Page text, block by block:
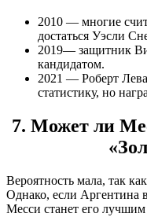
2010 — многие
достаться Уэсли
2019— защитник
кандидатом.
2021 — Роберт
статистику, но
7. Может ли
Вероятность мала, так
Однако, если Аргентина
Месси станет его